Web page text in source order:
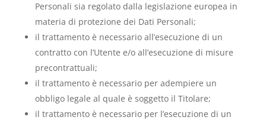
Personali sia regolato dalla legislazione europea in
materia di protezione dei Dati Personali;
il trattamento è necessario all’esecuzione di un
contratto con l’Utente e/o all’esecuzione di misure
precontrattuali;
il trattamento è necessario per adempiere un
obbligo legale al quale è soggetto il Titolare;
il trattamento è necessario per l’esecuzione di un